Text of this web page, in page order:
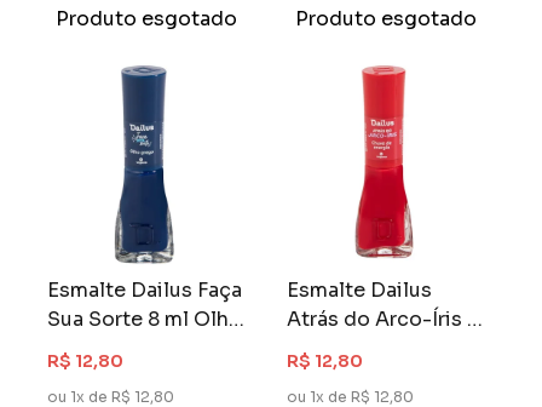
Produto esgotado Produto esgotado
Esmalte Dailus Faça
Sua Sorte 8 ml Olho
Grego
R$ 12,80
ou 1x de R$ 12,80
Esmalte Dailus
Atrás do Arco-Íris 8
ml Chuva de
Energia
R$ 12,80
ou 1x de R$ 12,80